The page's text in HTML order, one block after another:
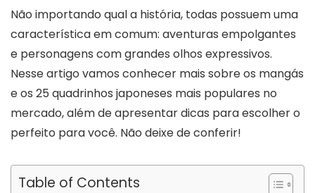
Não importando qual a história, todas possuem uma
característica em comum: aventuras empolgantes
e personagens com grandes olhos expressivos.
Nesse artigo vamos conhecer mais sobre os mangás
e os 25 quadrinhos japoneses mais populares no
mercado, além de apresentar dicas para escolher o
perfeito para você. Não deixe de conferir!
Table of Contents